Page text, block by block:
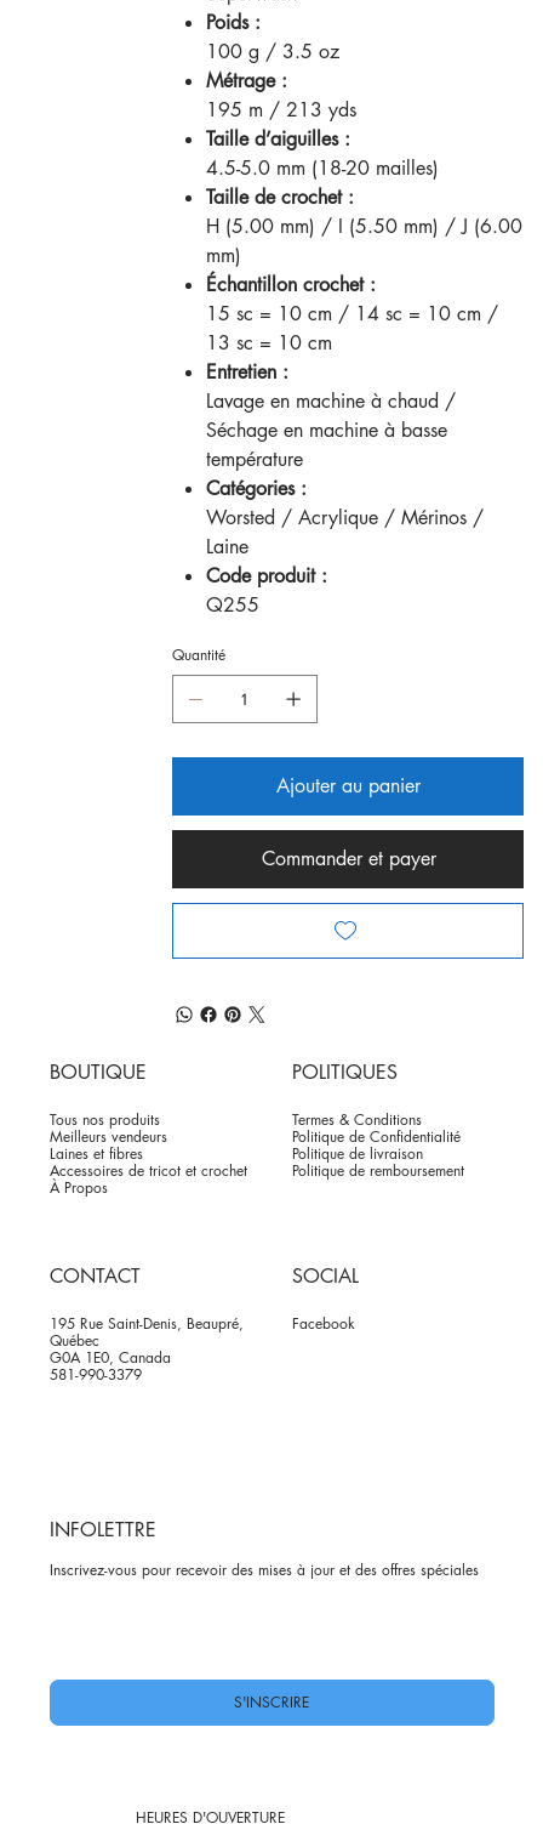
Poids :
100 g / 3.5 oz
Métrage :
195 m / 213 yds
Taille d’aiguilles :
4.5-5.0 mm (18-20 mailles)
Taille de crochet :
H (5.00 mm) / I (5.50 mm) / J (6.00
mm)
Échantillon crochet :
15 sc = 10 cm / 14 sc = 10 cm /
13 sc = 10 cm
Entretien :
Lavage en machine à chaud /
Séchage en machine à basse
température
Catégories :
Worsted / Acrylique / Mérinos /
Laine
Code produit :
Q255
Quantité
Ajouter au panier
Commander et payer
BOUTIQUE
Tous nos produits
Meilleurs vendeurs
Laines et fibres
Accessoires de tricot et crochet
À Propos
POLITIQUES
Termes & Conditions
Politique de Confidentialité
Politique de livraison
Politique de remboursement
CONTACT
195 Rue Saint-Denis, Beaupré,
Québec
G0A 1E0, Canada
581-990-3379
SOCIAL
Facebook
INFOLETTRE
Inscrivez-vous pour recevoir des mises à jour et des offres spéciales
S'INSCRIRE
HEURES D'OUVERTURE